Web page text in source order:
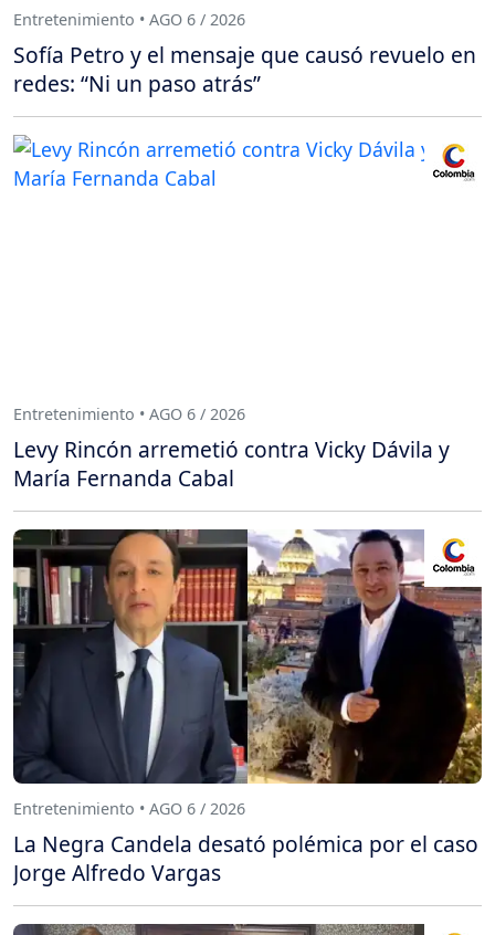
Entretenimiento • AGO 6 / 2026
Sofía Petro y el mensaje que causó revuelo en
redes: “Ni un paso atrás”
Entretenimiento • AGO 6 / 2026
Levy Rincón arremetió contra Vicky Dávila y
María Fernanda Cabal
Entretenimiento • AGO 6 / 2026
La Negra Candela desató polémica por el caso
Jorge Alfredo Vargas